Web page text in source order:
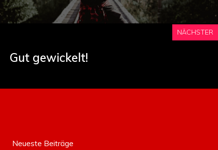
NÄCHSTER
Gut gewickelt!
Neueste Beiträge